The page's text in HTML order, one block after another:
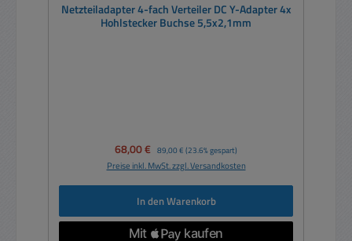
Netzteiladapter 4-fach Verteiler DC Y-Adapter 4x
Hohlstecker Buchse 5,5x2,1mm
Verkaufspreis:
68,00 € Regulärer Preis:
89,00 € (23.6% gespart)
Preise inkl. MwSt. zzgl. Versandkosten
In den Warenkorb